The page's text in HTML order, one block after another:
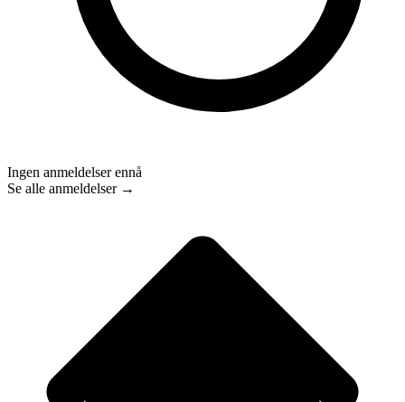
Ingen anmeldelser ennå
Se alle anmeldelser →